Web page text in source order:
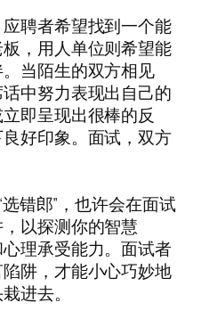
聘者希望找到一个能
，用人单位则希望能
当陌生的双方相见
中努力表现出自己的
即呈现出很棒的反
好印象。面试，双方
错郎”，也许会在面试
以探测你的智慧
理承受能力。面试者
阱，才能小心巧妙地
进去。